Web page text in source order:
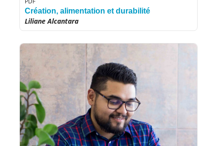
Création, alimentation et durabilité
Liliane Alcantara